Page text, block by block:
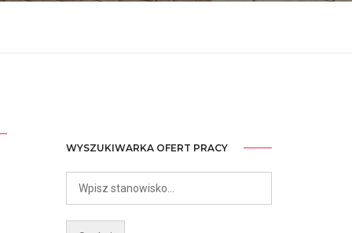
WYSZUKIWARKA OFERT PRACY